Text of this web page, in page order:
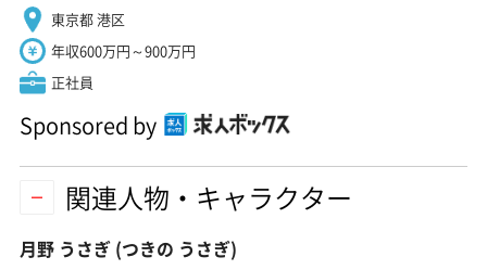
東京都 港区
年収600万円～900万円
正社員
Sponsored by
関連人物・キャラクター
月野 うさぎ (つきの うさぎ)